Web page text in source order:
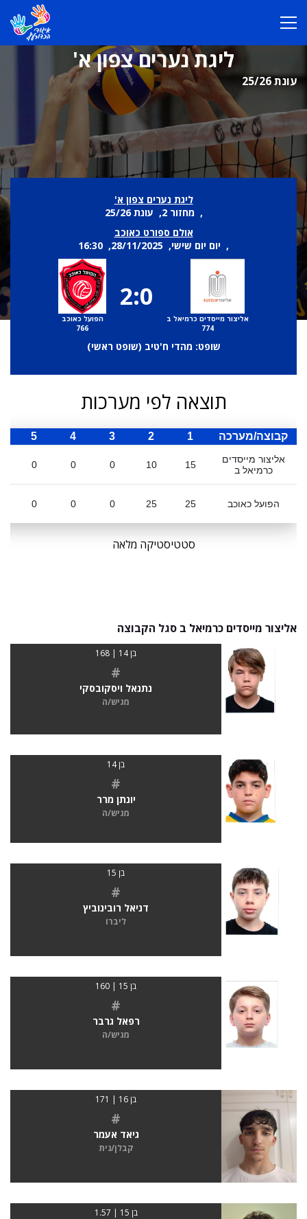
ליגת נערים צפון א'
עונת 25/26
ליגת נערים צפון א'
, מחזור 2, עונת 25/26
אולם ספורט כאוכב
, יום יום שישי, 28/11/2025, 16:30
אליצור מייסדים כרמיאל ב
774
2:0
הפועל כאוכב
766
שופט: מהדי ח'טיב (שופט ראשי)
תוצאה לפי מערכות
קבוצה/מערכה 1
2
3
4
5
אליצור מייסדים
כרמיאל ב
15
10
0
0
0
הפועל כאוכב 25
25
0
0
0
סטטיסטיקה מלאה
אליצור מייסדים כרמיאל ב סגל הקבוצה
בן 14 | 168
#
נתנאל ויסקובסקי
מגיש/ה
בן 14
#
יונתן מרר
מגיש/ה
בן 15
#
דניאל רובינוביץ
ליברו
בן 15 | 160
#
רפאל גרבר
מגיש/ה
בן 16 | 171
#
גיאד אעמר
קבלן/נית
בן 15 | 1.57